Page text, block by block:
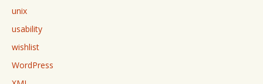
unix
usability
wishlist
WordPress